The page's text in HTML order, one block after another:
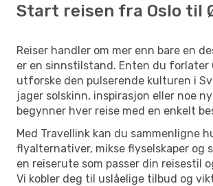
Start reisen fra Oslo til
Reiser handler om mer enn bare en
er en sinnstilstand. Enten du forlater
utforske den pulserende kulturen i
jager solskinn, inspirasjon eller noe
begynner hver reise med en enkelt
Med Travellink kan du sammenligne
flyalternativer, mikse flyselskaper og
en reiserute som passer din reisestil
Vi kobler deg til uslåelige tilbud og